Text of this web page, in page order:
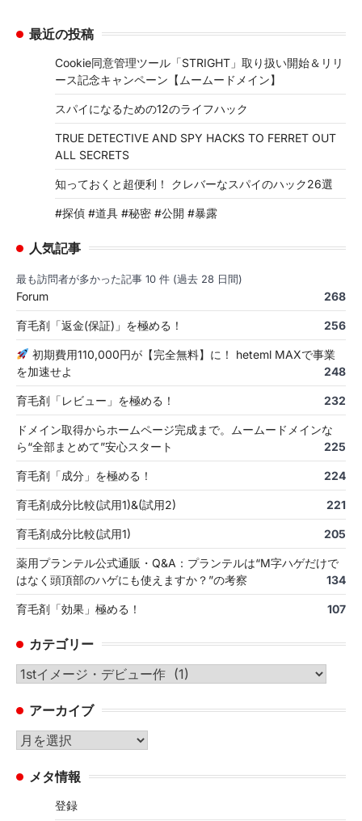
最近の投稿
Cookie同意管理ツール「STRIGHT」取り扱い開始＆リリ
ース記念キャンペーン【ムームードメイン】
スパイになるための12のライフハック
TRUE DETECTIVE AND SPY HACKS TO FERRET OUT
ALL SECRETS
知っておくと超便利！ クレバーなスパイのハック26選
#探偵 #道具 #秘密 #公開 #暴露
人気記事
最も訪問者が多かった記事 10 件 (過去 28 日間)
Forum 268
育毛剤「返金(保証)」を極める！ 256
初期費用110,000円が【完全無料】に！ heteml MAXで事業
を加速せよ
248
育毛剤「レビュー」を極める！ 232
ドメイン取得からホームページ完成まで。ムームードメインな
ら“全部まとめて”安心スタート
225
育毛剤「成分」を極める！ 224
育毛剤成分比較(試用1)&(試用2) 221
育毛剤成分比較(試用1) 205
薬用プランテル公式通販・Q&A：プランテルは“M字ハゲだけで
はなく頭頂部のハゲにも使えますか？”の考察
134
育毛剤「効果」極める！ 107
カテゴリー
カ
ゴ
リ
ー
アーカイブ
ア
カ メタ情報
登録